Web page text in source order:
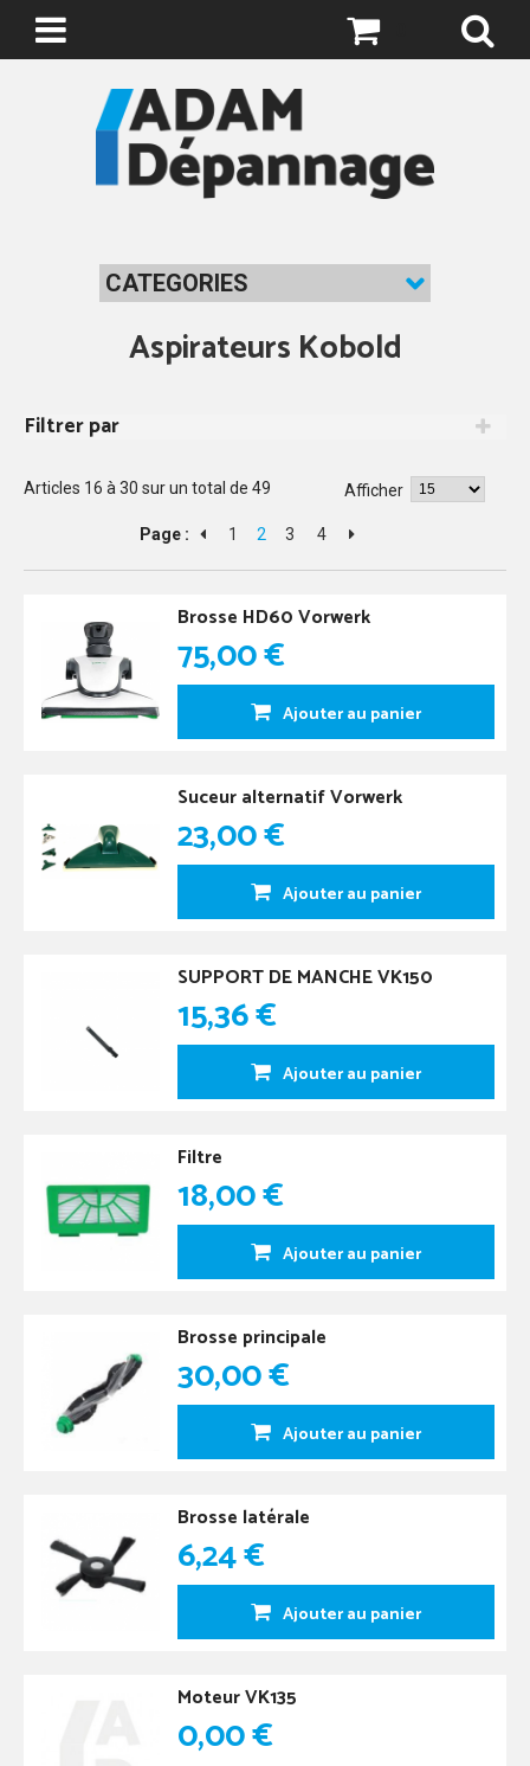
CATEGORIES
Aspirateurs Kobold
Filtrer par
Articles 16 à 30 sur un total de 49 Afficher
Page : 1 2 3 4
Brosse HD60 Vorwerk
75,00 €
Ajouter au panier
Suceur alternatif Vorwerk
23,00 €
Ajouter au panier
SUPPORT DE MANCHE VK150
15,36 €
Ajouter au panier
Filtre
18,00 €
Ajouter au panier
Brosse principale
30,00 €
Ajouter au panier
Brosse latérale
6,24 €
Ajouter au panier
Moteur VK135
0,00 €